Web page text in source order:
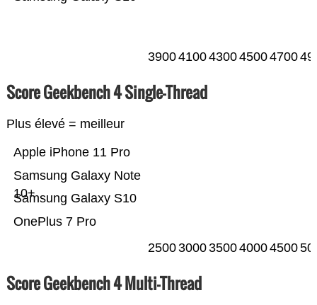
39004100430045004700
Score Geekbench 4 Single-Thread
Plus élevé = meilleur
OnePlus 7 Pro
Samsung Galaxy S10
Samsung Galaxy Note
10+
Apple iPhone 11 Pro
25003000350040004500
Score Geekbench 4 Multi-Thread